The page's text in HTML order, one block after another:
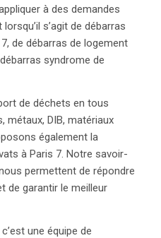
à des demandes
s’agit de débarras
de débarras de logement
syndrome de
de déchets en tous
métaux, DIB, matériaux
également la
à Paris 7. Notre savoir-
permettent de répondre
de garantir le meilleur
une équipe de